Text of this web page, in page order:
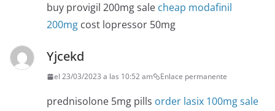
buy provigil 200mg sale cheap modafinil
200mg cost lopressor 50mg
Yjcekd
el 23/03/2023 a las 10:52 am Enlace permanente
prednisolone 5mg pills order lasix 100mg sale